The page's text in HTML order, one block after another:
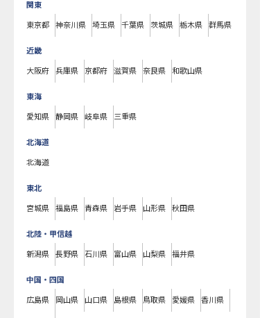
関東
東京都 神奈川県 埼玉県 千葉県 茨城県 栃木県 群馬県
近畿
大阪府 兵庫県 京都府 滋賀県 奈良県 和歌山県
東海
愛知県 静岡県 岐阜県 三重県
北海道
北海道
東北
宮城県 福島県 青森県 岩手県 山形県 秋田県
北陸・甲信越
新潟県 長野県 石川県 富山県 山梨県 福井県
中国・四国
広島県 岡山県 山口県 島根県 鳥取県 愛媛県 香川県